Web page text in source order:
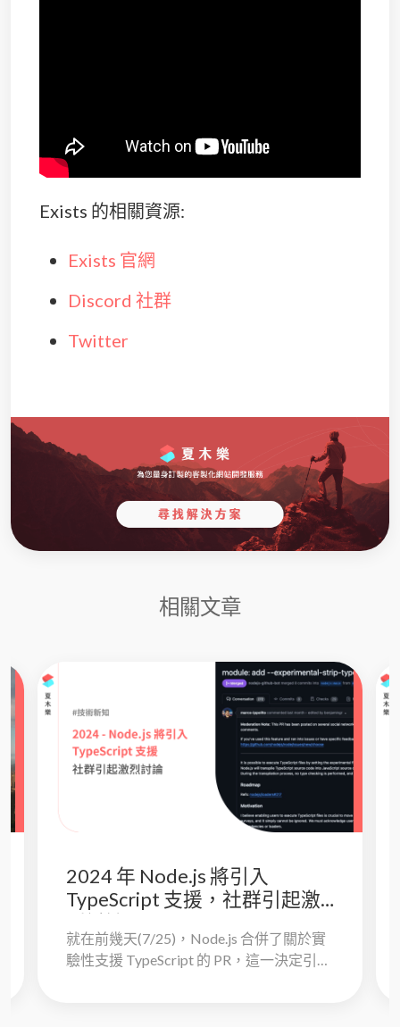
Exists 的相關資源:
Exists 官網
Discord 社群
Twitter
相關文章
2024 年 Node.js 將引入
TypeScript 支援，社群引起激
就在前幾天(7/25)，Node.js 合併了關於實
驗性支援 TypeScript 的 PR，這一決定引起